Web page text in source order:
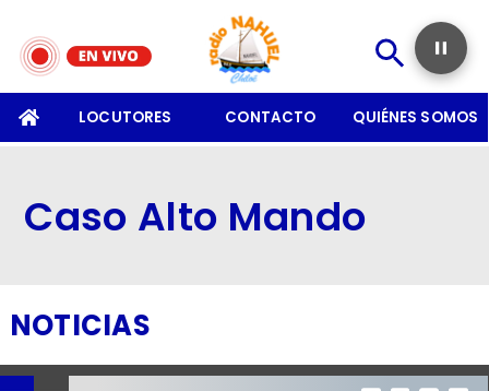
LOCUTORES CONTACTO QUIÉNES SOMOS
Caso Alto Mando
NOTICIAS